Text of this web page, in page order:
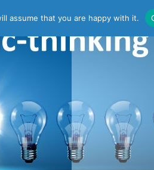
assume that you are happy with it.